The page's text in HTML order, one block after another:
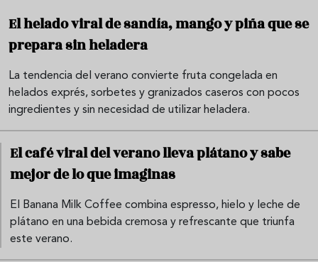
El helado viral de sandía, mango y piña que se
prepara sin heladera
La tendencia del verano convierte fruta congelada en
helados exprés, sorbetes y granizados caseros con pocos
ingredientes y sin necesidad de utilizar heladera.
El café viral del verano lleva plátano y sabe
mejor de lo que imaginas
El Banana Milk Coffee combina espresso, hielo y leche de
plátano en una bebida cremosa y refrescante que triunfa
este verano.